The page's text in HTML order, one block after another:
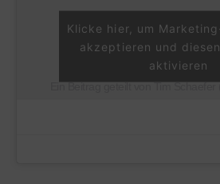
Klicke hier, um
akzeptieren und
aktivieren